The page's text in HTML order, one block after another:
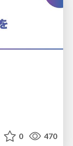
0 470